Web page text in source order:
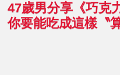
47歲男分享《巧克
你要能吃成這樣〝